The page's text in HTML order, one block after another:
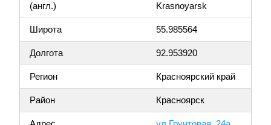
(англ.)
Krasnoyarsk
Широта 55.985564
Долгота 92.953920
Регион Красноярский край
Район Красноярск